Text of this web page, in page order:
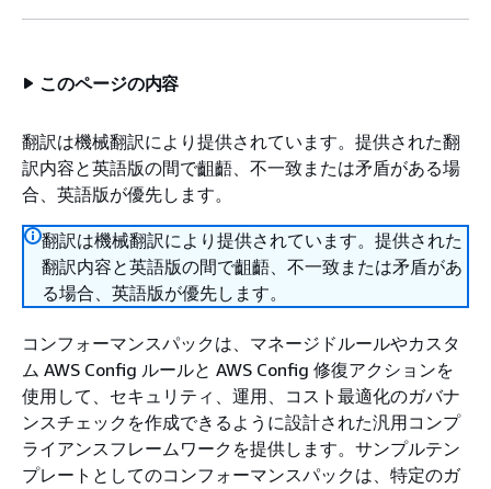
このページの内容
翻訳は機械翻訳により提供されています。提供された翻
訳内容と英語版の間で齟齬、不一致または矛盾がある場
合、英語版が優先します。
翻訳は機械翻訳により提供されています。提供された
翻訳内容と英語版の間で齟齬、不一致または矛盾があ
る場合、英語版が優先します。
コンフォーマンスパックは、マネージドルールやカスタ
ム AWS Config ルールと AWS Config 修復アクションを
使用して、セキュリティ、運用、コスト最適化のガバナ
ンスチェックを作成できるように設計された汎用コンプ
ライアンスフレームワークを提供します。サンプルテン
プレートとしてのコンフォーマンスパックは、特定のガ